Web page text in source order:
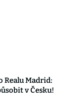
Realu Madrid:
v Česku!